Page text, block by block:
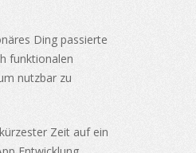
Ding passierte
funktionalen
nutzbar zu
Zeit auf ein